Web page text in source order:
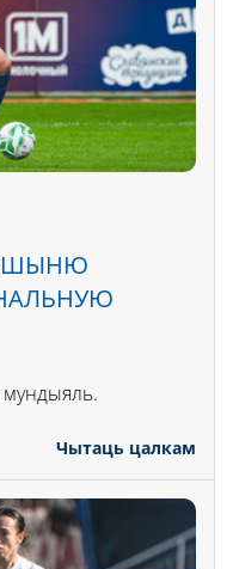
мундыяль.
Чытаць цалкам